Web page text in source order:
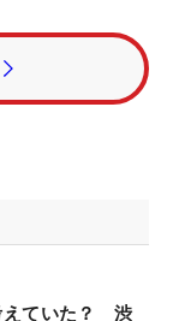
ィスクラシ
念ながら新型
アだった小
「65」を叩き
すでに優勝経
えていた？ 渋